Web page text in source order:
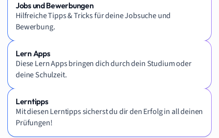
Jobs und Bewerbungen
Hilfreiche Tipps & Tricks für deine Jobsuche und
Bewerbung.
Lern Apps
Diese Lern Apps bringen dich durch dein Studium oder
deine Schulzeit.
Lerntipps
Mit diesen Lerntipps sicherst du dir den Erfolg in all deinen
Prüfungen!